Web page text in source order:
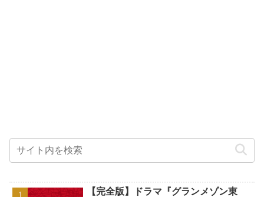
【完全版】ドラマ『グランメゾン東